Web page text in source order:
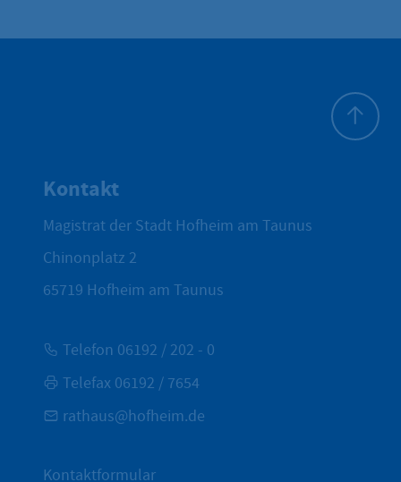
Kontakt
Magistrat der Stadt Hofheim am Taunus
Chinonplatz 2
65719 Hofheim am Taunus
Telefon 06192 / 202 - 0
Telefax 06192 / 7654
rathaus@hofheim.de
Kontaktformular